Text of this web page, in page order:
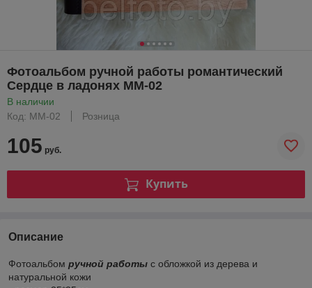
Фотоальбом ручной работы романтический
Сердце в ладонях ММ-02
В наличии
Код: ММ-02
Розница
105 руб.
Купить
Описание
Фотоальбом ручной работы с обложкой из дерева и
натуральной кожи